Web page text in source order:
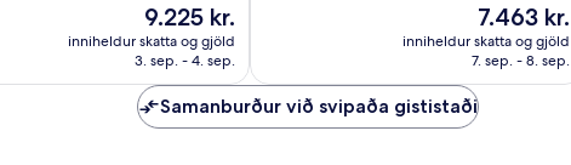
Verðið
er
9.225 kr.
9.225 kr.
inniheldur skatta og gjöld
3. sep. - 4. sep.
umsagnir
Verðið
er
7.463 kr.
7.463 kr.
inniheldur skatta og gjöld
7. sep. - 8. sep.
Samanburður við svipaða gististaði